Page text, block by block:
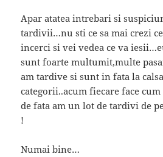
Apar atatea intrebari si
tardivii…nu sti ce sa mai crezi
incerci si vei vedea ce va
sunt foarte multumit,multe
am tardive si sunt in fata la
categorii..acum fiecare face
de fata am un lot de tardivi de
!
Numai bine…